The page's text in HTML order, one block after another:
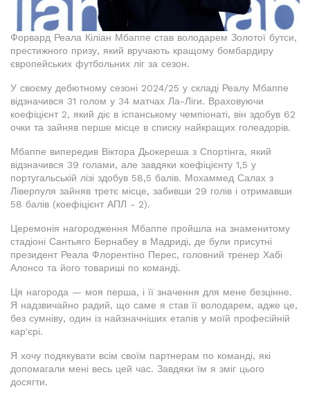
Форвард Реала Кіліан Мбаппе став володарем Золотої бутси,
престижного призу, який вручають кращому бомбардиру
європейських футбольних ліг за сезон.
У своєму дебютному сезоні 2024/25 у складі Реалу Мбаппе
відзначився 31 голом у 34 матчах Ла-Ліги. Враховуючи
коефіцієнт 2, який діє в іспанському чемпіонаті, він здобув 62
очки та зайняв перше місце в списку найкращих голеадорів.
Мбаппе випередив Віктора Дьокереша з Спортінга, який
відзначився 39 голами, але завдяки коефіцієнту 1,5 у
португальській лізі здобув 58,5 балів. Мохаммед Салах з
Ліверпуля зайняв третє місце, забивши 29 голів і отримавши
58 балів (коефіцієнт АПЛ - 2).
Церемонія нагородження Мбаппе пройшла на знаменитому
стадіоні Сантьяго Бернабеу в Мадриді, де були присутні
президент Реала Флорентіно Перес, головний тренер Хабі
Алонсо та його товариші по команді.
Ця нагорода — моя перша, і її значення для мене безцінне.
Я надзвичайно радий, що саме я став її володарем, адже це,
без сумніву, один із найзначніших етапів у моїй професійній
кар'єрі.
Я хочу подякувати всім своїм партнерам по команді, які
допомагали мені весь цей час. Завдяки їм я зміг цього
досягти.